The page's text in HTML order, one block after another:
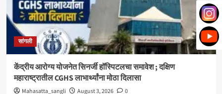
उपसभापतीपदी
ललिता
शेजूळ
बिनविरोध
सांगली
केंद्रीय आरोग्य योजनेत सिनर्जी हॉस्पिटलचा समावेश ; दक्षिण
महाराष्ट्रातील CGHS लाभार्थ्यांना मोठा दिलासा
Mahasatta_sangli August 3, 2026
0